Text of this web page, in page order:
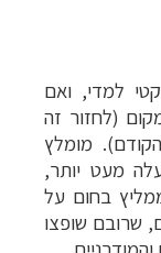
למדי, ואם
(לחזור זה
מומלץ
מעט יותר,
ממליץ בחום על
שרובם שופצו